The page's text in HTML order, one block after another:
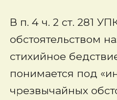
В п. 4 ч. 2 ст. 281
обстоятельством
стихийное
понимается под
чрезвычайных